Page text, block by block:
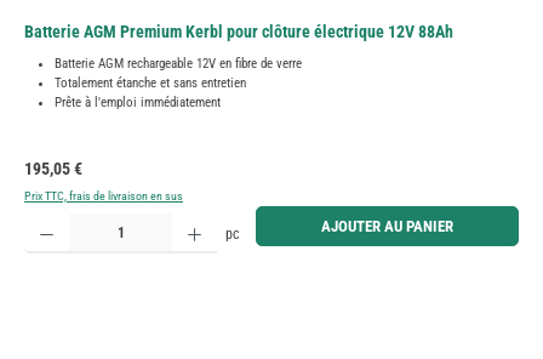
Batterie AGM Premium Kerbl pour clôture électrique 12V 88Ah
Batterie AGM rechargeable 12V en fibre de verre
Totalement étanche et sans entretien
Prête à l'emploi immédiatement
Prix régulier :
195,05 €
Prix TTC, frais de livraison en sus
Quantité de produit : Entrez la quantité souhaitée ou utilisez les boutons pour augmenter ou
pc AJOUTER AU PANIER